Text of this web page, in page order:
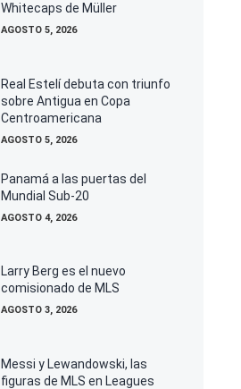
Whitecaps de Müller
AGOSTO 5, 2026
Real Estelí debuta con triunfo
sobre Antigua en Copa
Centroamericana
AGOSTO 5, 2026
Panamá a las puertas del
Mundial Sub-20
AGOSTO 4, 2026
Larry Berg es el nuevo
comisionado de MLS
AGOSTO 3, 2026
Messi y Lewandowski, las
figuras de MLS en Leagues